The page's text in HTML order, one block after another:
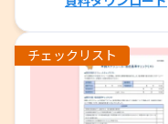
チェックリスト